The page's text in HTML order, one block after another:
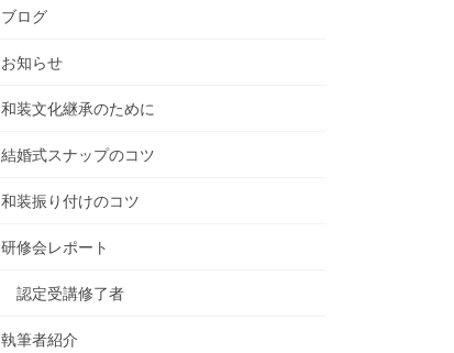
ブログ
お知らせ
和装文化継承のために
結婚式スナップのコツ
和装振り付けのコツ
研修会レポート
認定受講修了者
執筆者紹介